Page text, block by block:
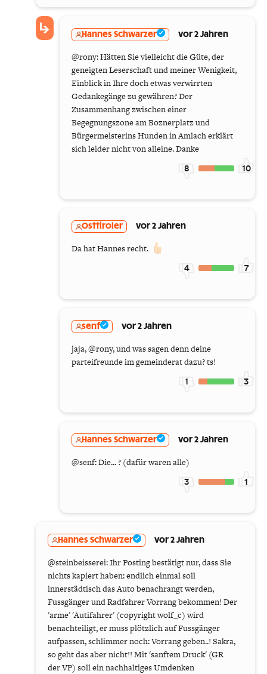
Hannes Schwarzer vor 2 Jahren
@rony: Hätten Sie vielleicht die Güte, der
geneigten Leserschaft und meiner Wenigkeit,
Einblick in Ihre doch etwas verwirrten
Gedankegänge zu gewähren? Der
Zusammenhang zwischen einer
Begegnungszone am Boznerplatz und
Bürgermeisterins Hunden in Amlach erklärt
sich leider nicht von alleine. Danke
8 10
Osttiroler vor 2 Jahren
Da hat Hannes recht.
4 7
senf vor 2 Jahren
jaja, @rony, und was sagen denn deine
parteifreunde im gemeinderat dazu? ts!
1 3
Hannes Schwarzer vor 2 Jahren
@senf: Die... ? (dafür waren alle)
3 1
Hannes Schwarzer vor 2 Jahren
@steinbeisserei: Ihr Posting bestätigt nur, dass Sie
nichts kapiert haben: endlich einmal soll
innerstädtisch das Auto benachrangt werden,
Fussgänger und Radfahrer Vorrang bekommen! Der
'arme' 'Autifahrer' (copyright wolf_c) wird
benachteiligt, er muss plötzlich auf Fussgänger
aufpassen, schlimmer noch: Vorrang geben..! Sakra,
so geht das aber nicht!! Mit 'sanftem Druck' (GR
der VP) soll ein nachhaltiges Umdenken